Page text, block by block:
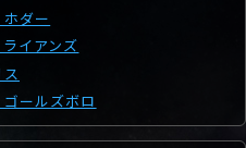
ダー
イアンズ
ールズボロ